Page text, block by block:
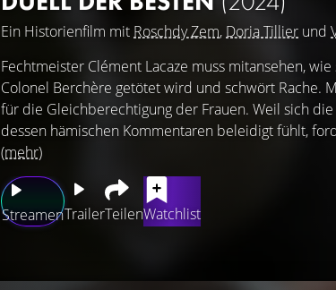
Ein Historienfilm mit Roschdy Zem, Doria Tillier und
StreamenTrailerTeilenWatchlist
Fechtmeister Clément Lacaze muss mitansehen,
Colonel Berchère getötet wird und schwört Rache.
für die Gleichberechtigung der Frauen. Weil sich
dessen hämischen Kommentaren beleidigt fühlt,
(mehr)